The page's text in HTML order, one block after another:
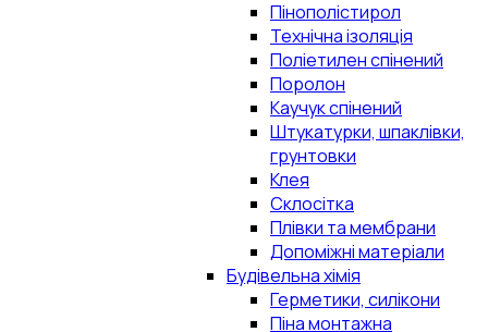
Пінополістирол
Технічна ізоляція
Поліетилен спінений
Поролон
Каучук спінений
Штукатурки, шпаклівки,
грунтовки
Клея
Склосітка
Плівки та мембрани
Допоміжні матеріали
Будівельна хімія
Герметики, силікони
Піна монтажна